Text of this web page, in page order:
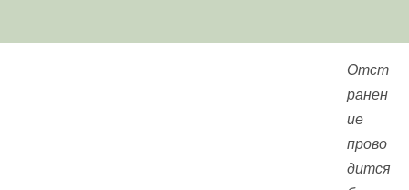
Отст
ранен
ие
прово
дится